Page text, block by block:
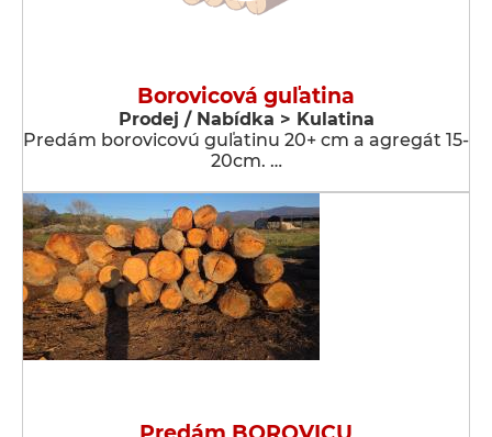
Borovicová guľatina
Prodej / Nabídka > Kulatina
Predám borovicovú guľatinu 20+ cm a agregát 15-
20cm. …